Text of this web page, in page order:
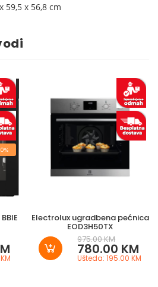
59,5 x 56,8 cm
Electrolux ugradbena pećnica
EOD3H50TX
975.00 KM
780.00 KM
Ušteda: 195.00 KM